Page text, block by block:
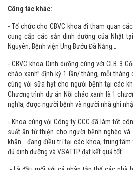
chuyên môn dinh dưỡng, nâng cao năng
Công tác khác:
- Tổ chức cho CBVC khoa đi tham quan
cung cấp các sản dinh dưỡng của Nhật
Nguyên, Bệnh viện Ung Bướu Đà Nẵng…
- CBVC khoa Dinh dưỡng cùng với CLB 3
cháo xanh” định kỳ 1 lần/ tháng, mỗi
cùng với sữa hạt cho người bệnh tại các
Chương trình dự án Nồi cháo xanh là 1
nghĩa, được người bệnh và người nhà ghi
- Khoa cùng với Công ty CCC đã làm tốt
suất ăn từ thiện cho người bệnh nghèo và
khăn… đang điều trị tại các khoa, trung